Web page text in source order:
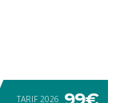
TARIF 2026